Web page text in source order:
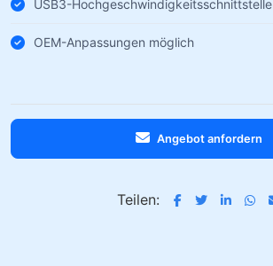
USB3-Hochgeschwindigkeitsschnittstelle
OEM-Anpassungen möglich
Angebot anfordern
Teilen: